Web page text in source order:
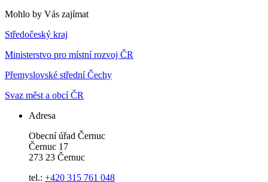
Mohlo by Vás zajímat
Středočeský kraj
Ministerstvo pro místní rozvoj ČR
Přemyslovské střední Čechy
Svaz měst a obcí ČR
Adresa
Obecní úřad Černuc
Černuc 17
273 23 Černuc
tel.: +420 315 761 048